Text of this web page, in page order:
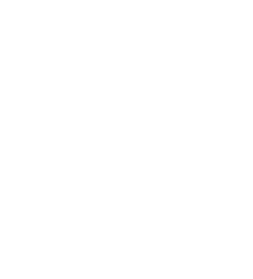
una segunda oleada de
USD 100.000 millones